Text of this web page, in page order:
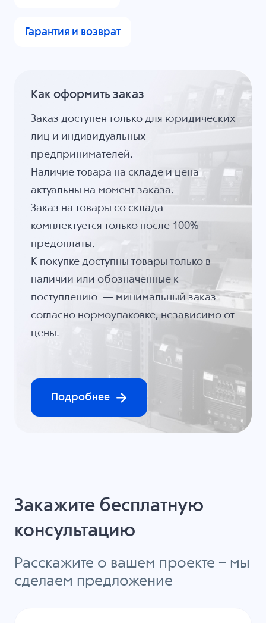
Гарантия и возврат
Как оформить заказ
Заказ доступен только для юридических
лиц и индивидуальных
предпринимателей.
Наличие товара на складе и цена
актуальны на момент заказа.
Заказ на товары со склада
комплектуется только после 100%
предоплаты.
К покупке доступны товары только в
наличии или обозначенные к
поступлению — минимальный заказ
согласно нормоупаковке, независимо от
цены.
Подробнее
Закажите бесплатную
консультацию
Расскажите о вашем проекте – мы
сделаем предложение